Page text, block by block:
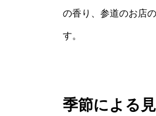
の香り、参道のお店
す。
季節による